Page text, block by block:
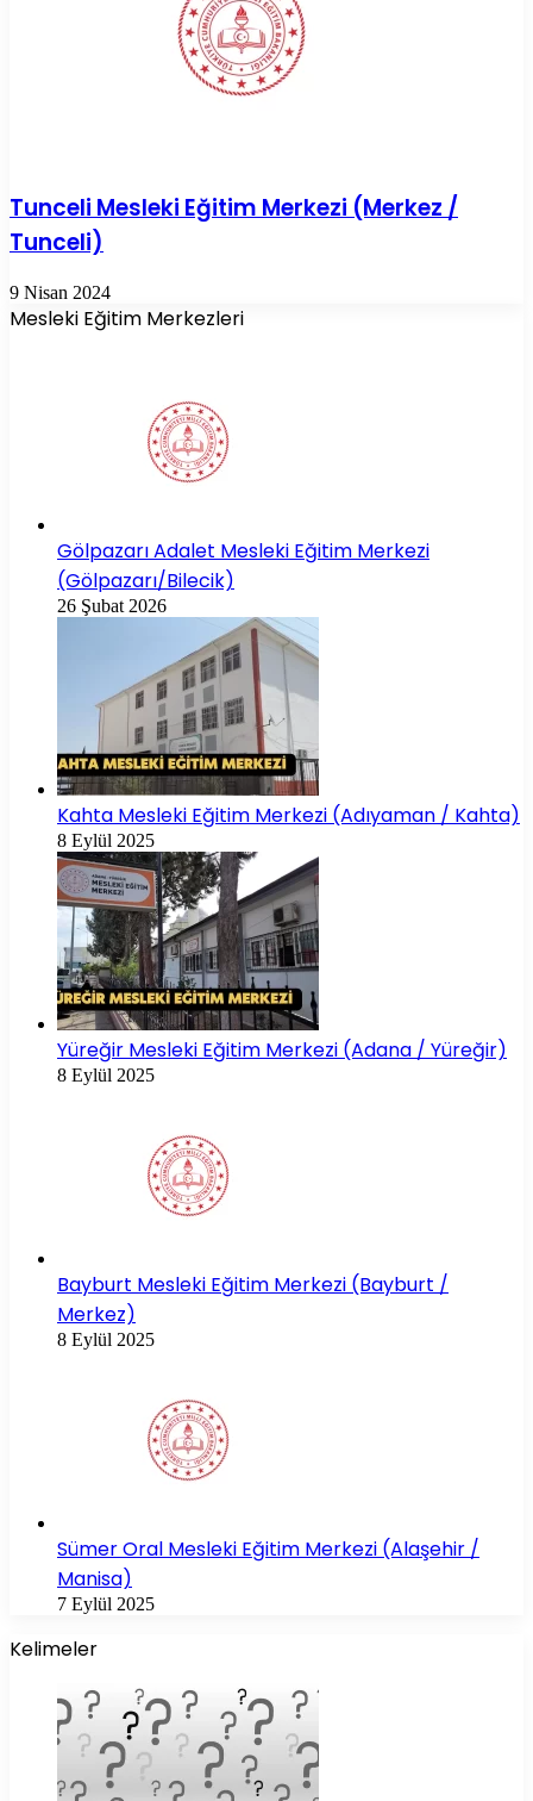
Tunceli Mesleki Eğitim Merkezi (Merkez /
Tunceli)
9 Nisan 2024
Mesleki Eğitim Merkezleri
Gölpazarı Adalet Mesleki Eğitim Merkezi
(Gölpazarı/Bilecik)
26 Şubat 2026
Kahta Mesleki Eğitim Merkezi (Adıyaman / Kahta)
8 Eylül 2025
Yüreğir Mesleki Eğitim Merkezi (Adana / Yüreğir)
8 Eylül 2025
Bayburt Mesleki Eğitim Merkezi (Bayburt /
Merkez)
8 Eylül 2025
Sümer Oral Mesleki Eğitim Merkezi (Alaşehir /
Manisa)
7 Eylül 2025
Kelimeler